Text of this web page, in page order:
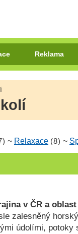
Reklama
~ Relaxace (8) ~
v ČR a
zalesněný
údolími, potoky